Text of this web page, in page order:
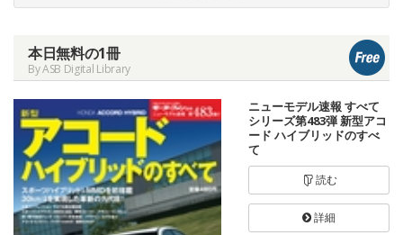
本日無料の1冊
By ASB Digital Library
ニューモデル速報 すべて
シリーズ第483弾 新型アコ
ード ハイブリッドのすべ
て
読む
詳細